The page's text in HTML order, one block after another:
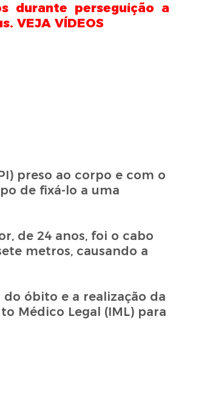
durante perseguição a
VEJA VÍDEOS
preso ao corpo e com o
de fixá-lo a uma
de 24 anos, foi o cabo
metros, causando a
óbito e a realização da
Médico Legal (IML) para